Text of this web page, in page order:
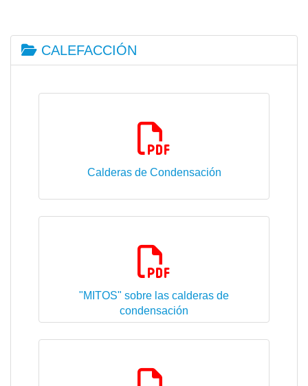
CALEFACCIÓN
Calderas de Condensación
"MITOS" sobre las calderas de
condensación